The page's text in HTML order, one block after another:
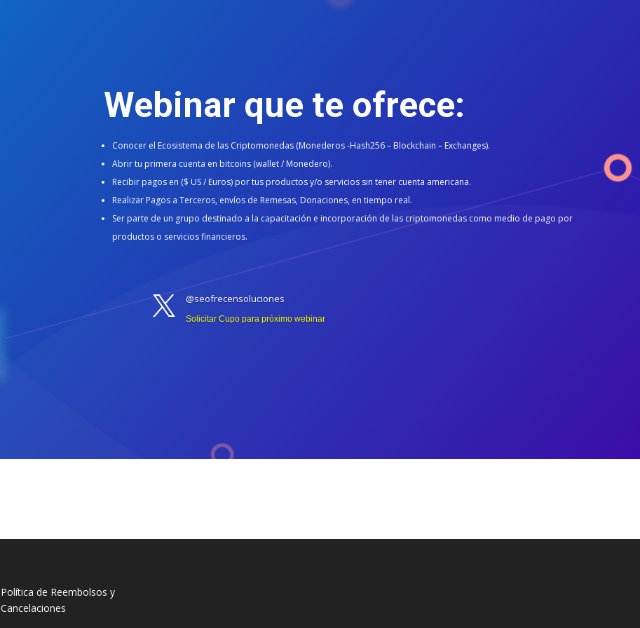
Webinar que te ofrece:
Conocer el Ecosistema de las Criptomonedas (Monederos -Hash256 – Blockchain – Exchanges).
Abrir tu primera cuenta en bitcoins (wallet / Monedero).
Recibir pagos en ($ US / Euros) por tus productos y/o servicios sin tener cuenta americana.
Realizar Pagos a Terceros, envíos de Remesas, Donaciones, en tiempo real.
Ser parte de un grupo destinado a la capacitación e incorporación de las criptomonedas como medio de pago por
productos o servicios financieros.
 @seofrecensoluciones
Solicitar Cupo para próximo webinar
Política de Reembolsos y
Cancelaciones